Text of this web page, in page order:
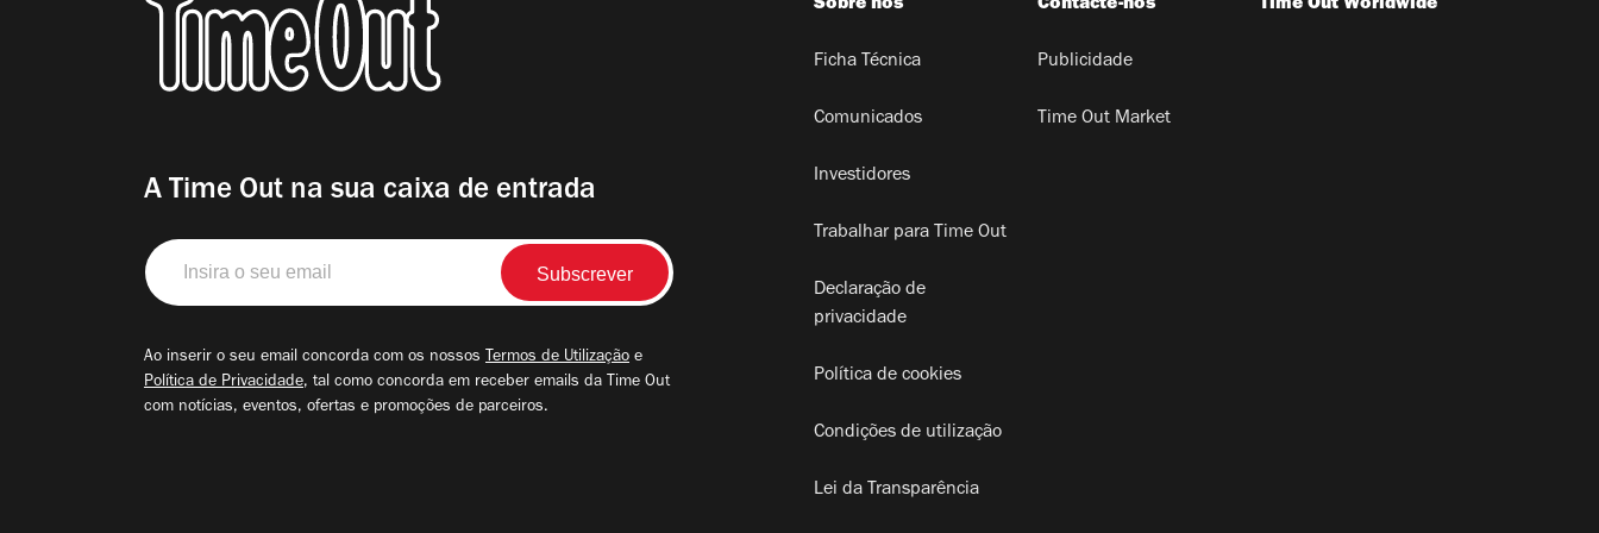
A Time Out na sua caixa de entrada
Insira
o
seu
Ao inserir o seu email concorda com os nossos Termos de Utilização e
Política de Privacidade, tal como concorda em receber emails da Time Out
com notícias, eventos, ofertas e promoções de parceiros.
Sobre nós
Ficha Técnica
Comunicados
Investidores
Trabalhar para Time Out
Declaração de
privacidade
Política de cookies
Condições de utilização
Lei da Transparência
Contacte-nos
Publicidade
Time Out Market
Time Out Worldwide